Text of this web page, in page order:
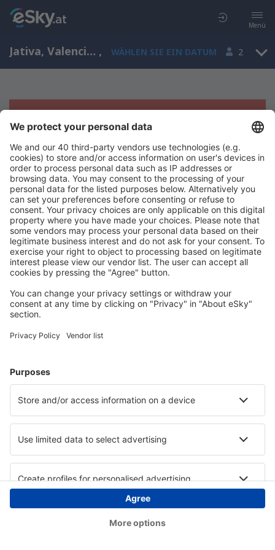
Menü
Jativa, Valencian Community, Spanien , WÄHLEN SIE EIN DATUM 2
Es tut uns leid, wir können keine
Ergebnisse aufzeigen
Bitte starten Sie Ihre Suche erneut mit anderen Suchkriterien.
Copyright © eSky.at. Alle Rechte vorbehalten.